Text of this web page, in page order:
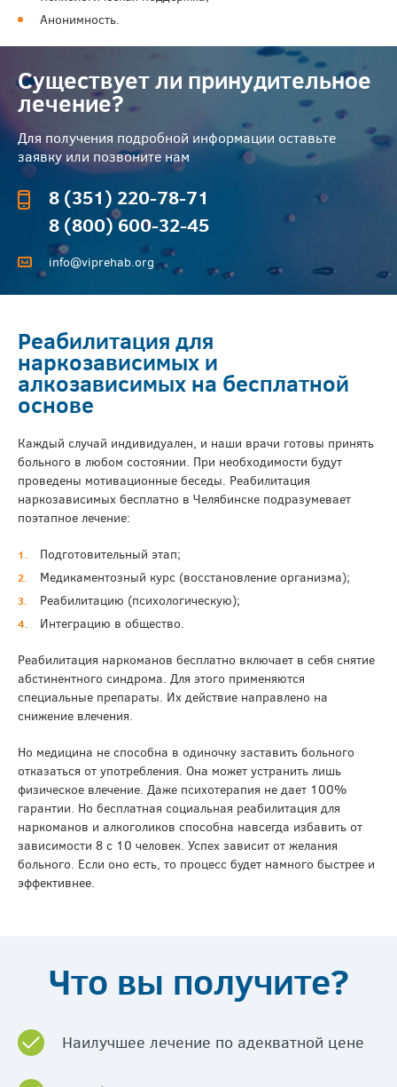
Анонимность.
Существует ли принудительное
лечение?
Для получения подробной информации оставьте
заявку или позвоните нам
8 (351) 220-78-71
8 (800) 600-32-45
info@viprehab.org
Реабилитация для
наркозависимых и
алкозависимых на бесплатной
основе
Каждый случай индивидуален, и наши врачи готовы принять
больного в любом состоянии. При необходимости будут
проведены мотивационные беседы. Реабилитация
наркозависимых бесплатно в Челябинске подразумевает
поэтапное лечение:
Подготовительный этап;
Медикаментозный курс (восстановление организма);
Реабилитацию (психологическую);
Интеграцию в общество.
Реабилитация наркоманов бесплатно включает в себя снятие
абстинентного синдрома. Для этого применяются
специальные препараты. Их действие направлено на
снижение влечения.
Но медицина не способна в одиночку заставить больного
отказаться от употребления. Она может устранить лишь
физическое влечение. Даже психотерапия не дает 100%
гарантии. Но бесплатная социальная реабилитация для
наркоманов и алкоголиков способна навсегда избавить от
зависимости 8 с 10 человек. Успех зависит от желания
больного. Если оно есть, то процесс будет намного быстрее и
эффективнее.
Что вы получите?
Наилучшее лечение по адекватной цене